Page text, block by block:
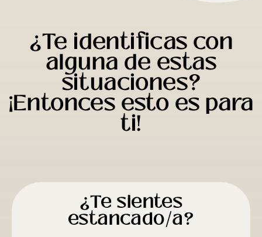
¿Te identificas con
alguna de estas
situaciones?
¡Entonces esto es para
ti!
¿Te sientes
estancado/a?